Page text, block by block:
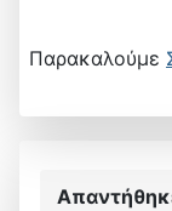
Παρακαλούμε